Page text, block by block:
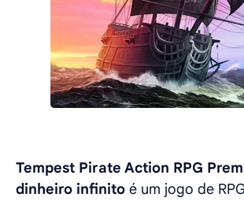
Tempest Pirate Action RPG
dinheiro infinito é um jogo de